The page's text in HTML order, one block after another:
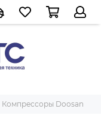
Компрессоры Doosan